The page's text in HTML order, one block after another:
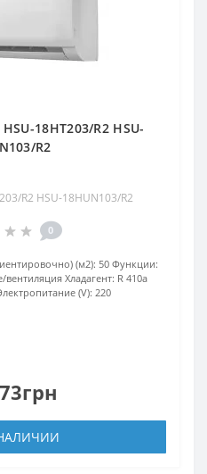
18HT203/R2 HSU-
R2
R2 HSU-18HUN103/R2
0
(м2): 50 Функции:
вентиляция Хладагент: R 410a
(V): 220